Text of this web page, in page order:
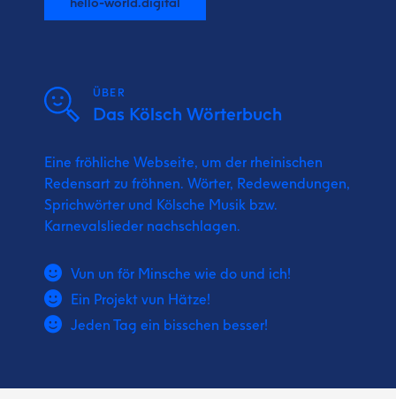
ÜBER
Das Kölsch Wörterbuch
Eine fröhliche Webseite, um der rheinischen
Redensart zu fröhnen. Wörter, Redewendungen,
Sprichwörter und Kölsche Musik bzw.
Karnevalslieder nachschlagen.
Vun un för Minsche wie do und ich!
Ein Projekt vun Hätze!
Jeden Tag ein bisschen besser!